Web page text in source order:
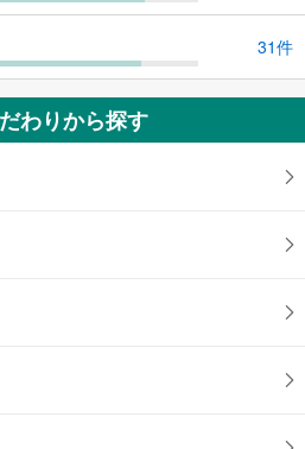
31件
わりから探す